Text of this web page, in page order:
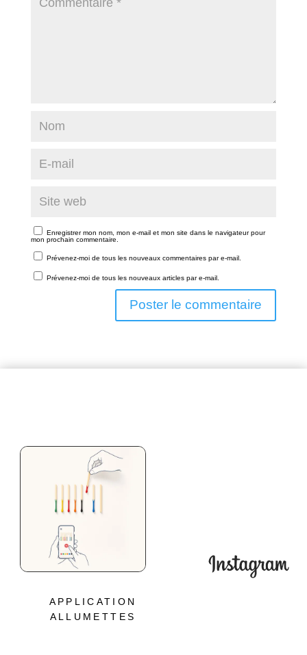
Enregistrer mon nom, mon e-mail et mon site dans le navigateur pour
mon prochain commentaire.
Prévenez-moi de tous les nouveaux commentaires par e-mail.
Prévenez-moi de tous les nouveaux articles par e-mail.
APPLICATION
ALLUMETTES